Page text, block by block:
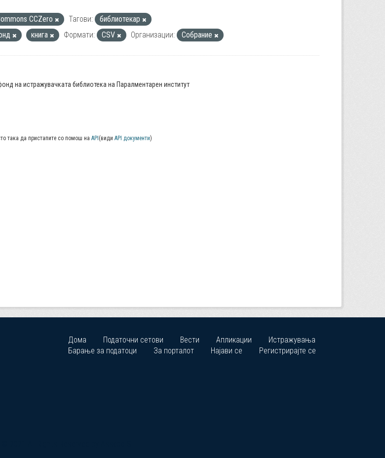
CCZero Тагови:
библиотекар
книга Формати: CSV Организации: Собрание
на истражувачката библиотека на Паралментарен институт
така да пристапите со помош на API (види API документи)
Дома Податочни сетови Вести Апликации
Истражувања
Барање за податоци
За порталот Најави се Регистрирајте се